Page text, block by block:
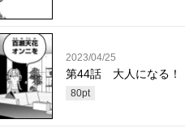
2023/04/25
第44話 大人になる！
80pt